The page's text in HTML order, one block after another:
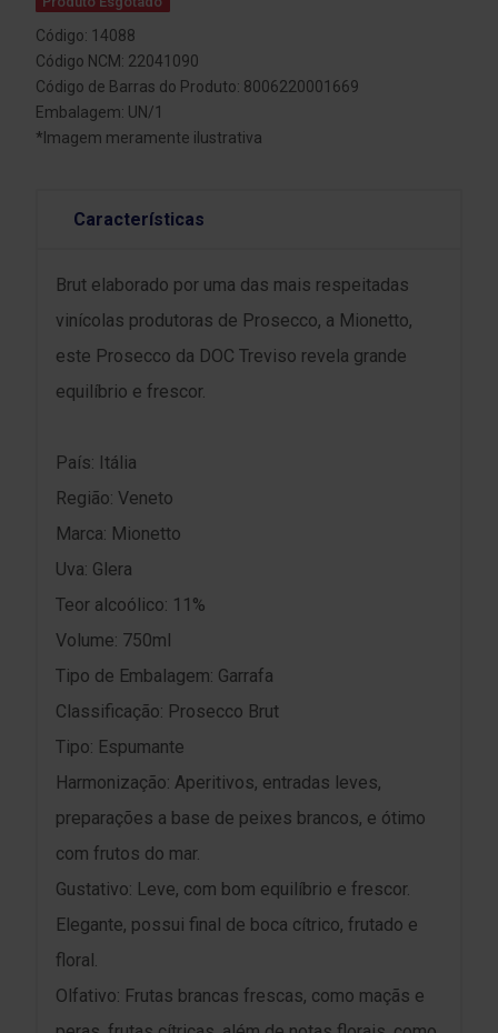
Código: 14088
Código NCM: 22041090
Código de Barras do Produto: 8006220001669
Embalagem: UN/1
*Imagem meramente ilustrativa
Características
Brut elaborado por uma das mais respeitadas
vinícolas produtoras de Prosecco, a Mionetto,
este Prosecco da DOC Treviso revela grande
equilíbrio e frescor.
País: Itália
Região: Veneto
Marca: Mionetto
Uva: Glera
Teor alcoólico: 11%
Volume: 750ml
Tipo de Embalagem: Garrafa
Classificação: Prosecco Brut
Tipo: Espumante
Harmonização: Aperitivos, entradas leves,
preparações a base de peixes brancos, e ótimo
com frutos do mar.
Gustativo: Leve, com bom equilíbrio e frescor.
Elegante, possui final de boca cítrico, frutado e
floral.
Olfativo: Frutas brancas frescas, como maçãs e